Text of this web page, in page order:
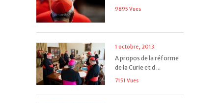
9895 Vues
1 octobre, 2013.
A propos de la réforme
de la Curie et d ...
7151 Vues